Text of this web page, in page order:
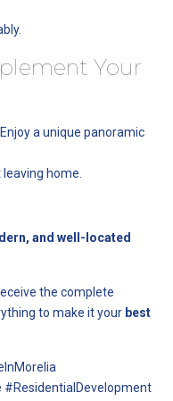
Your
Enjoy a unique panoramic
home.
and well-located
the complete
to make it your best